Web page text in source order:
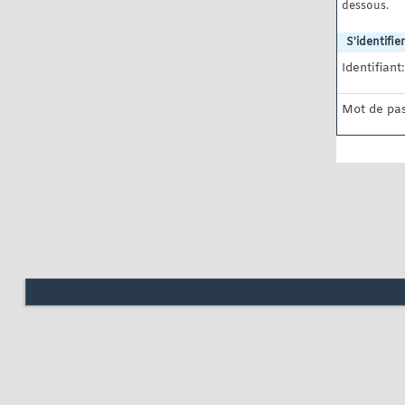
dessous.
S'identifier
Identifiant:
Mot de